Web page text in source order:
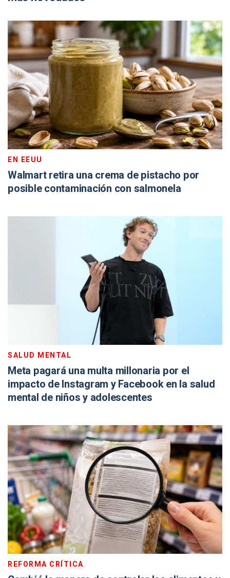
EN EEUU
Walmart retira una crema de pistacho por
posible contaminación con salmonela
SALUD MENTAL
Meta pagará una multa millonaria por el
impacto de Instagram y Facebook en la salud
mental de niños y adolescentes
REFORMA CRÍTICA